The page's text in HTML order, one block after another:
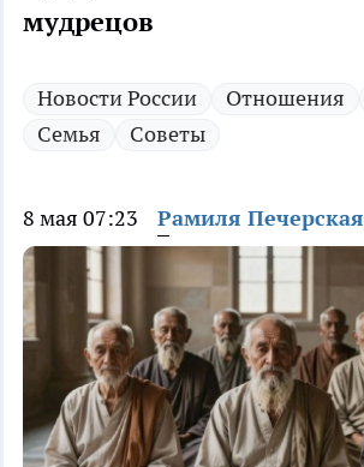
мудрецов
Новости России Отношения
Семья
Советы
8 мая 07:23 Рамиля Печерская